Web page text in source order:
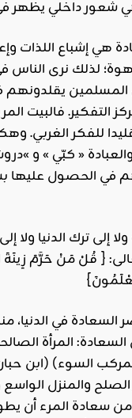
هي إشباع
لذلك نرى الناس
فالبيت
للفكر الغربي.
« كبّي » و
الحصول عليها
ولا إلى ترك
{ قُلْ مَنْ حَرَّمَ زِينَةَ
المرأة
السوء) (ابن
الصلح والمنزل
سعادة المرء أن